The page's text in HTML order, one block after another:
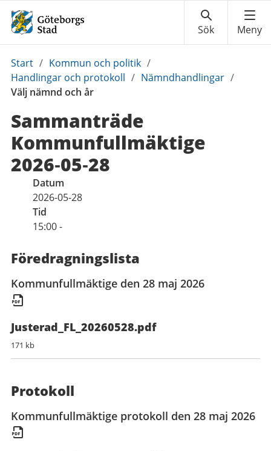
Du
är
här:
Start / Kommun och politik /
Handlingar och protokoll / Nämndhandlingar /
Välj nämnd och år
Sammanträde
Kommunfullmäktige
2026‑05‑28
Datum
2026-05-28
Tid
15:00 -
Föredragningslista
Kommunfullmäktige den 28 maj 2026
Justerad_FL_20260528.pdf
171 kb
Protokoll
Kommunfullmäktige protokoll den 28 maj 2026